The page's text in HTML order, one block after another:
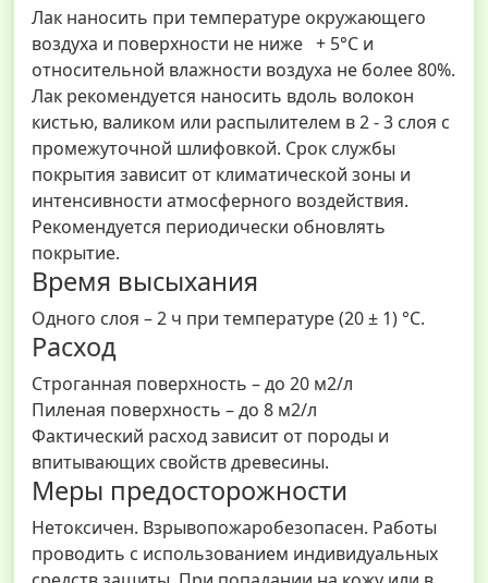
Лак наносить при температуре окружающего
воздуха и поверхности не ниже + 5°С и
относительной влажности воздуха не более 80%.
Лак рекомендуется наносить вдоль волокон
кистью, валиком или распылителем в 2 - 3 слоя с
промежуточной шлифовкой. Срок службы
покрытия зависит от климатической зоны и
интенсивности атмосферного воздействия.
Рекомендуется периодически обновлять
покрытие.
Время высыхания
Одного слоя – 2 ч при температуре (20 ± 1) °С.
Расход
Строганная поверхность – до 20 м2/л
Пиленая поверхность – до 8 м2/л
Фактический расход зависит от породы и
впитывающих свойств древесины.
Меры предосторожности
Нетоксичен. Взрывопожаробезопасен. Работы
проводить с использованием индивидуальных